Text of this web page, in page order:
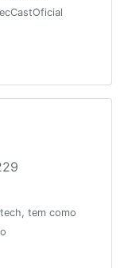
tem como